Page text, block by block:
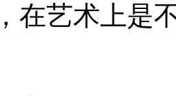
在艺术上是